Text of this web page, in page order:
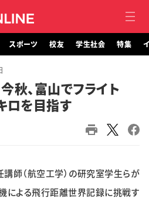
スポーツ 校友 学生社会 特集
、富山でフライト
ロを目指す
師（航空工学）の研究室学生らが
による飛行距離世界記録に挑戦す